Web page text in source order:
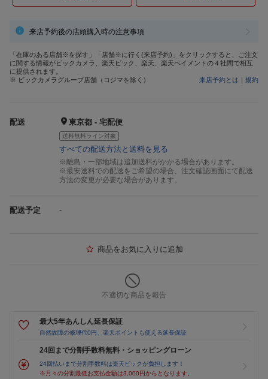
来店予約後の店頭購入時の注意事項
「在庫のある店舗※を探す」「店舗※に行く(来店予約)」をクリックすると、ご注文
に関する情報がビックカメラ、楽天ビック、楽天、楽天ペイメントの４社間で相互
に提供されます。
※ ビックカメラグループ店舗（コジマを除く）
来店予約とは 規約
配送 東京都 - 宅配便
送料無料ライン対象
すべての配送方法と送料を見る
※離島・一部地域は追加送料がかかる場合があります。
※最安送料での配送をご希望の場合、注文確認画面にて配送
方法の変更が必要な場合があります。
配送予定 -
商品をお気に入りに追加
不適切な商品を報告
最大5年あんしん延長保証
自然故障の修理代0円、楽天ポイントも使える延長保証
24回まで分割手数料無料・ショッピングローン
24回払いまで分割手数料は楽天ビックが負担します！
※月々の分割最低お支払金額は3,000円からとなります。